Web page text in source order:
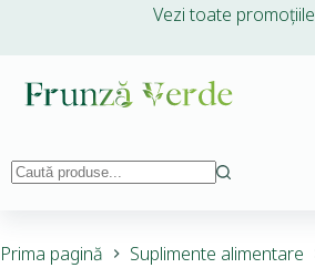
Vezi toate promoțiile
Prima pagină
Suplimente alimentare